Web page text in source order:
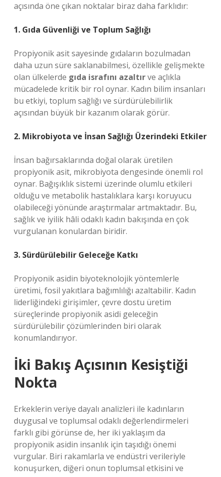
açısında öne çıkan noktalar biraz daha farklıdır:
1. Gıda Güvenliği ve Toplum Sağlığı
Propiyonik asit sayesinde gıdaların bozulmadan
daha uzun süre saklanabilmesi, özellikle gelişmekte
olan ülkelerde gıda israfını azaltırve açlıkla
mücadelede kritik bir rol oynar. Kadın bilim insanları
bu etkiyi, toplum sağlığı ve sürdürülebilirlik
açısından büyük bir kazanım olarak görür.
2. Mikrobiyota ve İnsan Sağlığı Üzerindeki Etkiler
İnsan bağırsaklarında doğal olarak üretilen
propiyonik asit, mikrobiyota dengesinde önemli rol
oynar. Bağışıklık sistemi üzerinde olumlu etkileri
olduğu ve metabolik hastalıklara karşı koruyucu
olabileceği yönünde araştırmalar artmaktadır. Bu,
sağlık ve iyilik hâli odaklı kadın bakışında en çok
vurgulanan konulardan biridir.
3. Sürdürülebilir Geleceğe Katkı
Propiyonik asidin biyoteknolojik yöntemlerle
üretimi, fosil yakıtlara bağımlılığı azaltabilir. Kadın
liderliğindeki girişimler, çevre dostu üretim
süreçlerinde propiyonik asidi geleceğin
sürdürülebilir çözümlerinden biri olarak
konumlandırıyor.
İki Bakış Açısının Kesiştiği
Nokta
Erkeklerin veriye dayalı analizleri ile kadınların
duygusal ve toplumsal odaklı değerlendirmeleri
farklı gibi görünse de, her iki yaklaşım da
propiyonik asidin insanlık için taşıdığı önemi
vurgular. Biri rakamlarla ve endüstri verileriyle
konuşurken, diğeri onun toplumsal etkisini ve